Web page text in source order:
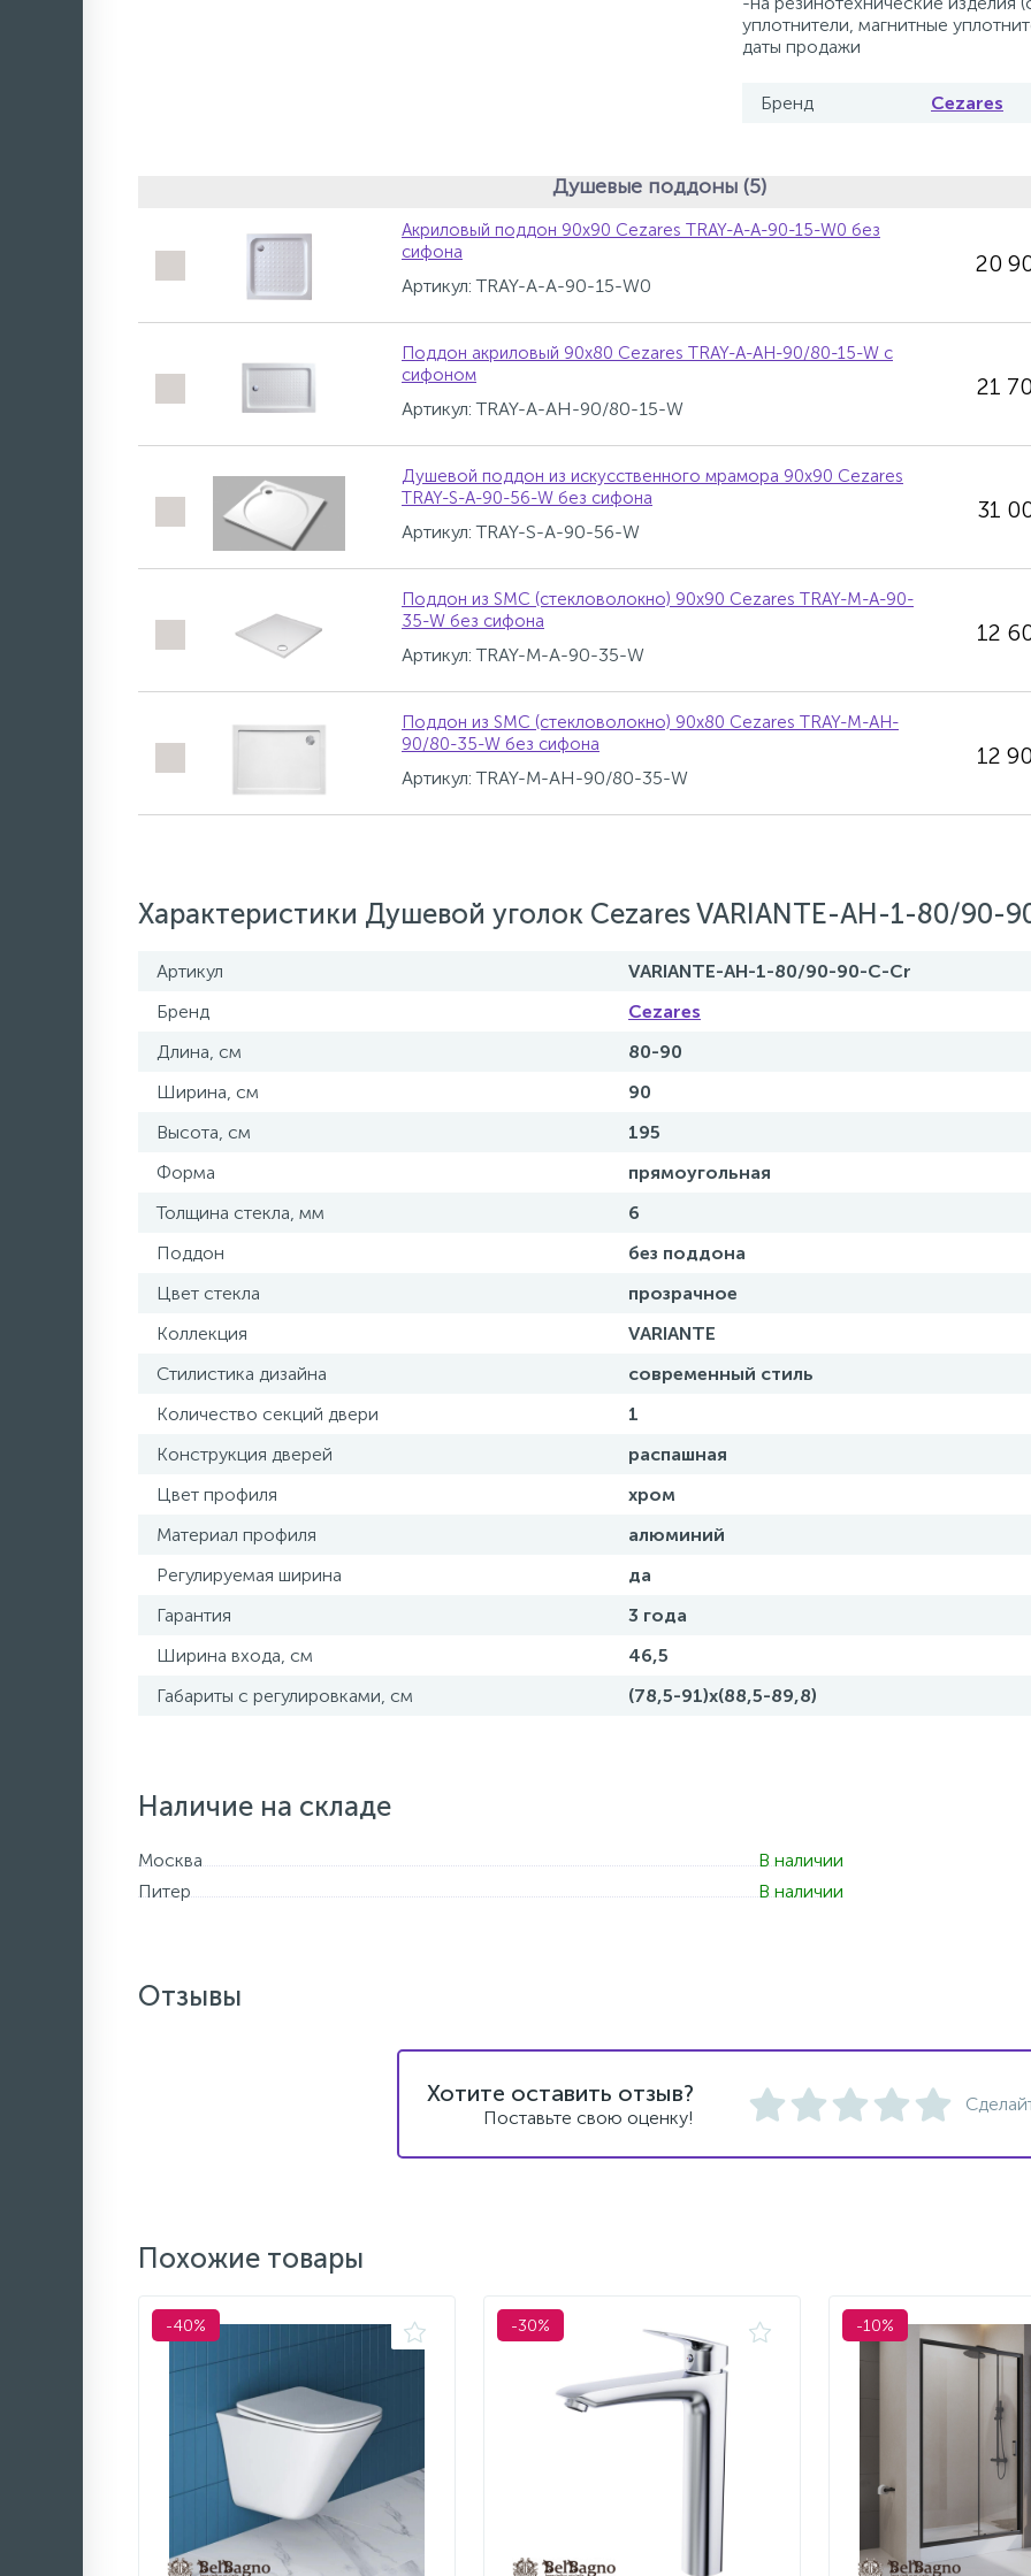
уплотнители, магнитные
даты продажи
Бренд Cezares
Душевые поддоны (5)
Акриловый поддон 90х90 Cezares TRAY-A-A-90-15-W0 без
сифона
Артикул: TRAY-A-A-90-15-W0
20
Поддон акриловый 90х80 Cezares TRAY-A-AH-90/80-15-W с
сифоном
Артикул: TRAY-A-AH-90/80-15-W
21
Душевой поддон из искусственного мрамора 90х90 Cezares
TRAY-S-A-90-56-W без сифона
Артикул: TRAY-S-A-90-56-W
31
Поддон из SMC (стекловолокно) 90х90 Cezares TRAY-M-A-90-
35-W без сифона
Артикул: TRAY-M-A-90-35-W
12
Поддон из SMC (стекловолокно) 90х80 Cezares TRAY-M-AH-
90/80-35-W без сифона
Артикул: TRAY-M-AH-90/80-35-W
12
Характеристики Душевой уголок Cezares VARIANTE-AH-1-80/90-
Артикул
VARIANTE-AH-1-80/90-90-C-Cr
Бренд
Cezares
Длина, см
80-90
Ширина, см
90
Высота, см
195
Форма
прямоугольная
Толщина стекла, мм
6
Поддон
без поддона
Цвет стекла
прозрачное
Коллекция
VARIANTE
Стилистика дизайна
современный стиль
Количество секций двери
1
Конструкция дверей
распашная
Цвет профиля
хром
Материал профиля
алюминий
Регулируемая ширина
да
Гарантия
3 года
Ширина входа, см
46,5
Габариты с регулировками, см
(78,5-91)x(88,5-89,8)
Наличие на складе
Москва
В наличии
Питер
В наличии
Отзывы
Хотите оставить отзыв?
Поставьте свою оценку!
Похожие товары
-40% -30% -10%